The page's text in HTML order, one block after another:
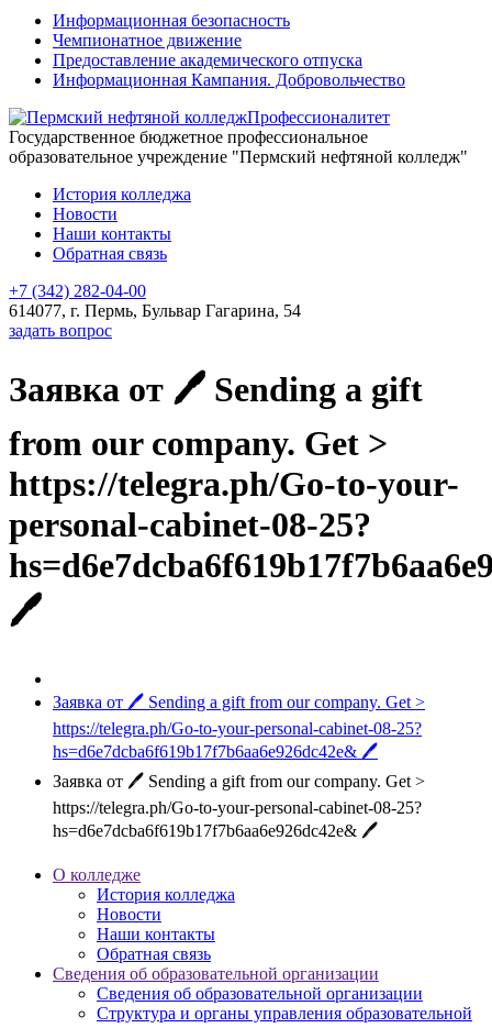
Информационная безопасность
Чемпионатное движение
Предоставление академического отпуска
Информационная Кампания. Добровольчество
Профессионалитет
Государственное бюджетное профессиональное
образовательное учреждение "Пермский нефтяной колледж"
История колледжа
Новости
Наши контакты
Обратная связь
+7 (342) 282-04-00
614077, г. Пермь, Бульвар Гагарина, 54
задать вопрос
Заявка от 🖊 Sending a gift
from our company. Get >
https://telegra.ph/Go-to-your-
personal-cabinet-08-25?
🖊
Заявка от 🖊 Sending a gift from our company. Get >
https://telegra.ph/Go-to-your-personal-cabinet-08-25?
hs=d6e7dcba6f619b17f7b6aa6e926dc42e& 🖊
Заявка от 🖊 Sending a gift from our company. Get >
https://telegra.ph/Go-to-your-personal-cabinet-08-25?
hs=d6e7dcba6f619b17f7b6aa6e926dc42e& 🖊
О колледже
История колледжа
Новости
Наши контакты
Обратная связь
Сведения об образовательной организации
Сведения об образовательной организации
Структура и органы управления образовательной